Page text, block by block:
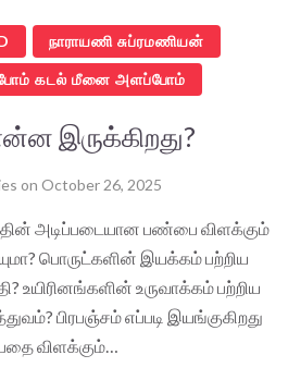
நாராயணி சுப்ரமணியன்
கடல் மீனை அளப்போம்
இருக்கிறது?
on October 26, 2025
அடிப்படையான பண்பை விளக்கும்
பொருட்களின் இயக்கம் பற்றிய
உயிரினங்களின் உருவாக்கம் பற்றிய
பிரபஞ்சம் எப்படி இயங்குகிறது
விளக்கும்…